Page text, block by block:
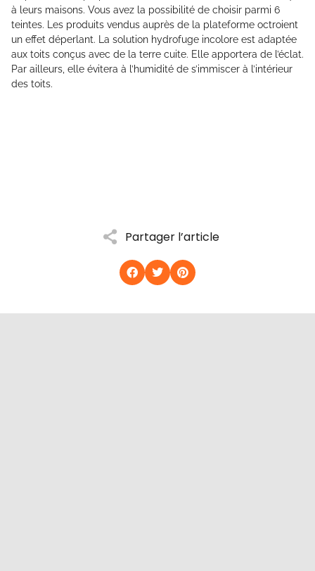
Partager l’article
à leurs maisons. Vous avez la possibilité de choisir parmi 6
teintes. Les produits vendus auprès de la plateforme octroient
un effet déperlant. La solution hydrofuge incolore est adaptée
aux toits conçus avec de la terre cuite. Elle apportera de l’éclat.
Par ailleurs, elle évitera à l’humidité de s’immiscer à l’intérieur
des toits.